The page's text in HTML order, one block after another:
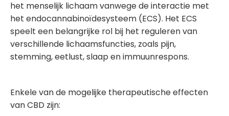
het menselijk lichaam vanwege de interactie met
het endocannabinoïdesysteem (ECS). Het ECS
speelt een belangrijke rol bij het reguleren van
verschillende lichaamsfuncties, zoals pijn,
stemming, eetlust, slaap en immuunrespons.
Enkele van de mogelijke therapeutische effecten
van CBD zijn: